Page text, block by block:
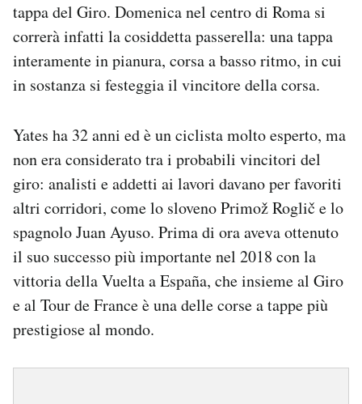
tappa del Giro. Domenica nel centro di Roma si
correrà infatti la cosiddetta passerella: una tappa
interamente in pianura, corsa a basso ritmo, in cui
in sostanza si festeggia il vincitore della corsa.
Yates ha 32 anni ed è un ciclista molto esperto, ma
non era considerato tra i probabili vincitori del
giro: analisti e addetti ai lavori davano per favoriti
altri corridori, come lo sloveno Primož Roglič e lo
spagnolo Juan Ayuso. Prima di ora aveva ottenuto
il suo successo più importante nel 2018 con la
vittoria della Vuelta a España, che insieme al Giro
e al Tour de France è una delle corse a tappe più
prestigiose al mondo.